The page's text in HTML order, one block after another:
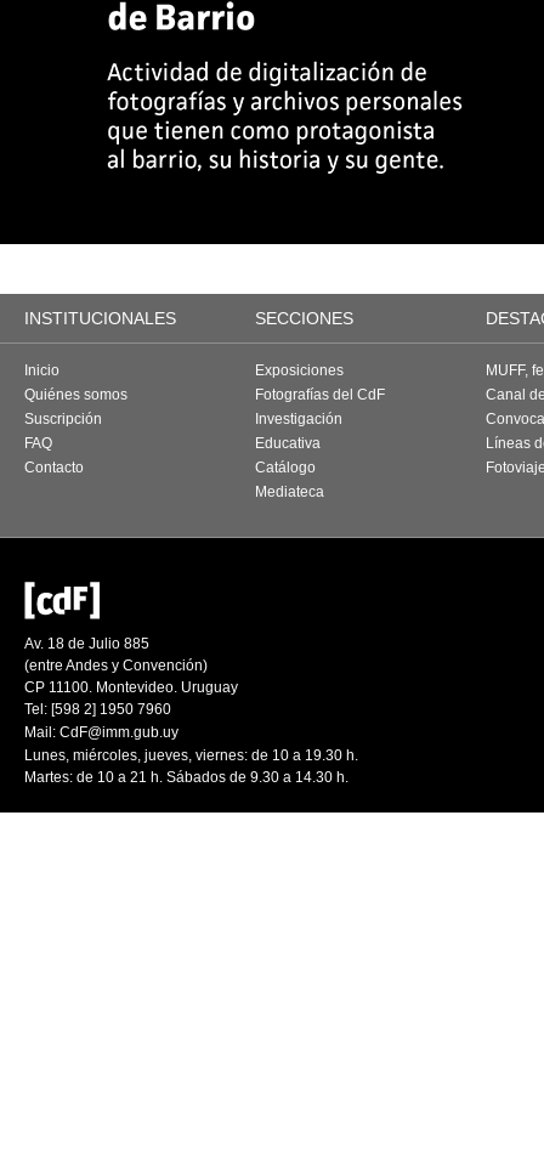
INSTITUCIONALES SECCIONES
Inicio
Quiénes somos
Suscripción
FAQ
Contacto
Exposiciones
Fotografías del CdF
Investigación
Educativa
Catálogo
Mediateca
MUFF,
Canal
Líneas
Av. 18 de Julio 885
(entre Andes y Convención)
CP 11100. Montevideo. Uruguay
Tel: [598 2] 1950 7960
Mail: CdF@imm.gub.uy
Lunes, miércoles, jueves, viernes: de 10 a 19.30 h.
Martes: de 10 a 21 h. Sábados de 9.30 a 14.30 h.